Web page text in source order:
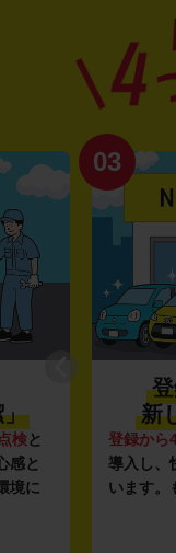
」
検と
感と
境に
03
新
登録から
導入し、
います。